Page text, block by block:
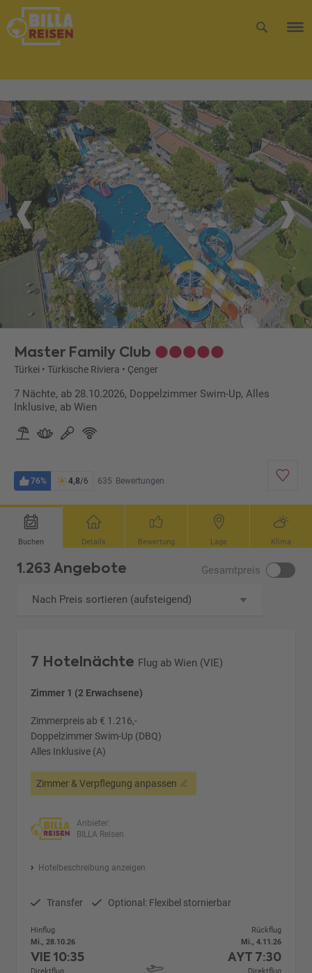
Master Family Club
Türkei • Türkische Riviera • Çenger
7 Nächte, ab 28.10.2026, Doppelzimmer Swim-Up, Alles
Inklusive, ab Wien
76% 4,8/6 635 Bewertungen
Buchen Details Bewertung Lage Klima
1.263 Angebote Gesamtpreis
Nach Preis sortieren (aufsteigend)
7 Hotelnächte Flug ab Wien (VIE)
Zimmer 1 (2 Erwachsene)
Zimmerpreis ab € 1.216,-
Doppelzimmer Swim-Up (DBQ)
Alles Inklusive (A)
Zimmer & Verpflegung anpassen
Anbieter:
BILLA Reisen
Hotelbeschreibung anzeigen
Transfer Optional: Flexibel stornierbar
Hinflug
Mi., 28.10.26
VIE10:35
Rückflug
Mi., 4.11.26
AYT 7:30